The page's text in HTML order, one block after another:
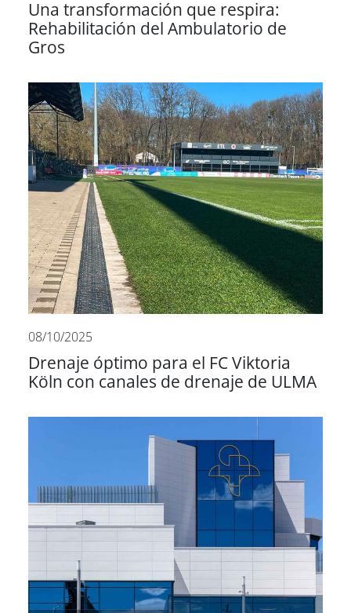
Una transformación que respira:
Rehabilitación del Ambulatorio de
Gros
08/10/2025
Drenaje óptimo para el FC Viktoria
Köln con canales de drenaje de ULMA